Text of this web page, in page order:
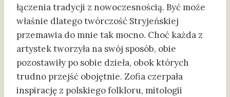
łączenia tradycji z nowoczesnością. Być może
właśnie dlatego twórczość Stryjeńskiej
przemawia do mnie tak mocno. Choć każda z
artystek tworzyła na swój sposób, obie
pozostawiły po sobie dzieła, obok których
trudno przejść obojętnie. Zofia czerpała
inspirację z polskiego folkloru, mitologii